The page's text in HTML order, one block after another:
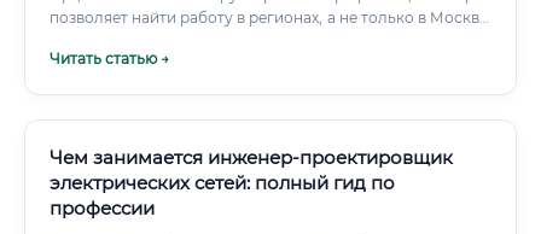
позволяет найти работу в регионах, а не только в Москве.
Вопрос денег — один из главных.
Читать статью →
Чем занимается инженер-проектировщик
электрических сетей: полный гид по
профессии